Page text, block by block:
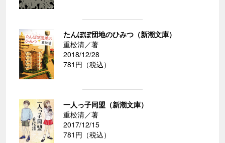
たんぽぽ団地のひみつ（新潮文庫）
重松清／著
2018/12/28
781円（税込）
一人っ子同盟（新潮文庫）
重松清／著
2017/12/15
781円（税込）